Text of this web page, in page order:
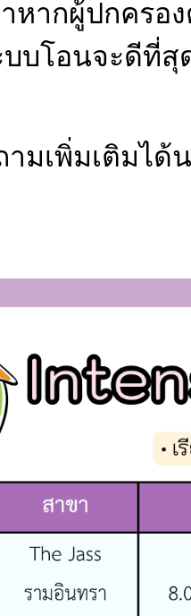
ากผู้ปกครอง
บโอนจะดีที่สุ
มเพิ่มเติมได้